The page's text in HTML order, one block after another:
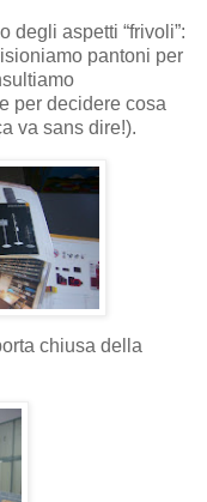
degli aspetti “frivoli”:
pantoni per
per decidere cosa
va sans dire!).
chiusa della